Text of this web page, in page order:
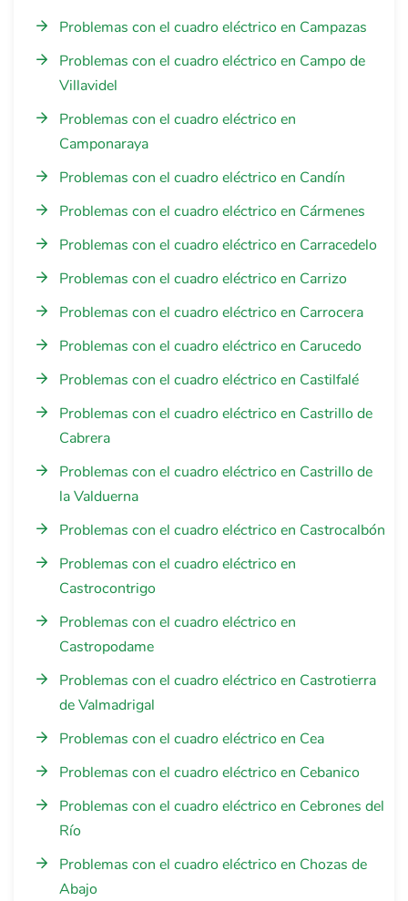
Problemas con el cuadro eléctrico en Campazas
Problemas con el cuadro eléctrico en Campo de
Villavidel
Problemas con el cuadro eléctrico en
Camponaraya
Problemas con el cuadro eléctrico en Candín
Problemas con el cuadro eléctrico en Cármenes
Problemas con el cuadro eléctrico en Carracedelo
Problemas con el cuadro eléctrico en Carrizo
Problemas con el cuadro eléctrico en Carrocera
Problemas con el cuadro eléctrico en Carucedo
Problemas con el cuadro eléctrico en Castilfalé
Problemas con el cuadro eléctrico en Castrillo de
Cabrera
Problemas con el cuadro eléctrico en Castrillo de
la Valduerna
Problemas con el cuadro eléctrico en Castrocalbón
Problemas con el cuadro eléctrico en
Castrocontrigo
Problemas con el cuadro eléctrico en
Castropodame
Problemas con el cuadro eléctrico en Castrotierra
de Valmadrigal
Problemas con el cuadro eléctrico en Cea
Problemas con el cuadro eléctrico en Cebanico
Problemas con el cuadro eléctrico en Cebrones del
Río
Problemas con el cuadro eléctrico en Chozas de
Abajo